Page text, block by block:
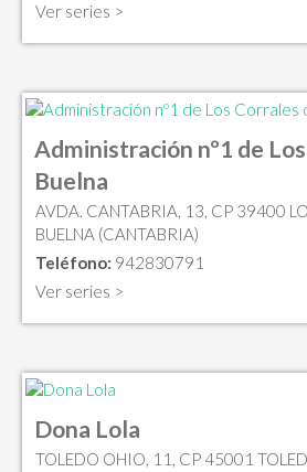
Ver series >
Administración nº1 de
Buelna
AVDA. CANTABRIA, 13, CP 39400
BUELNA (CANTABRIA)
Teléfono: 942830791
Ver series >
Dona Lola
TOLEDO OHIO, 11, CP 45001